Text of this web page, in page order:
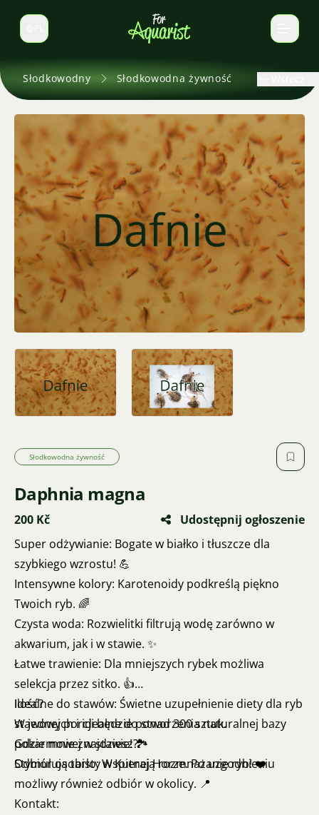
Zmień język
Słodkowodny Słodkowodna żywność
Słodkowodna żywność
Daphnia magna
200 Kč
Udostępnij ogłoszenie
Super odżywianie: Bogate w białko i tłuszcze dla
szybkiego wzrostu! 💪
Intensywne kolory: Karotenoidy podkreślą piękno
Twoich ryb. 🌈
Czysta woda: Rozwielitki filtrują wodę zarówno w
akwarium, jak i w stawie. ✨
Łatwe trawienie: Dla mniejszych rybek możliwa
selekcja przez sitko. 👍
Idealne do stawów: Świetne uzupełnienie diety dla ryb
stawowych i idealne do stworzenia naturalnej bazy
pokarmowej w stawie! 🏞️
Stymulują tarło: Wspierają rozmnażanie ryb! ❤️
Ilość?
W jednej porcji będzie ponad 300 sztuk.
Gdzie mnie znajdziesz?
Odbiór osobisty w Kutnej Horze. Po uzgodnieniu
możliwy również odbiór w okolicy. 📍
Kontakt: